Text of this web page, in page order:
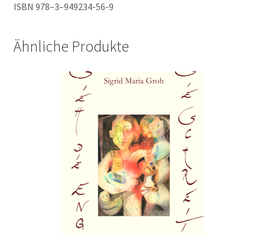
ISBN 978–3–949234-56-9
Ähnliche Produkte